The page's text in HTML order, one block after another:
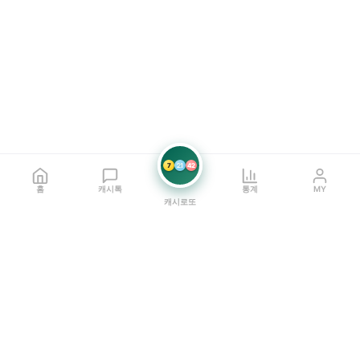
홈 캐시톡
7 21 42
캐시로또
통계 MY